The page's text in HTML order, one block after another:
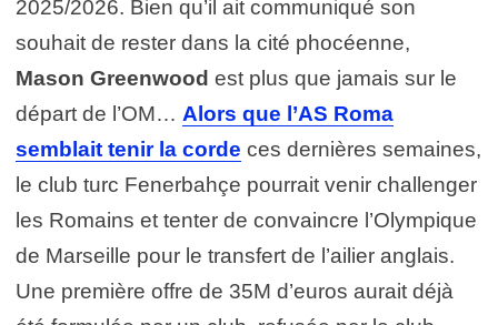
2025/2026. Bien qu’il ait communiqué son
souhait de rester dans la cité phocéenne,
Mason Greenwood est plus que jamais sur le
départ de l’OM… Alors que l’AS Roma
semblait tenir la corde ces dernières semaines,
le club turc Fenerbahçe pourrait venir challenger
les Romains et tenter de convaincre l’Olympique
de Marseille pour le transfert de l’ailier anglais.
Une première offre de 35M d’euros aurait déjà